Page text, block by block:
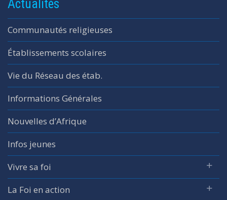
Actualités
Communautés religieuses
Établissements scolaires
Vie du Réseau des étab.
Informations Générales
Nouvelles d’Afrique
Infos jeunes
Vivre sa foi
La Foi en action